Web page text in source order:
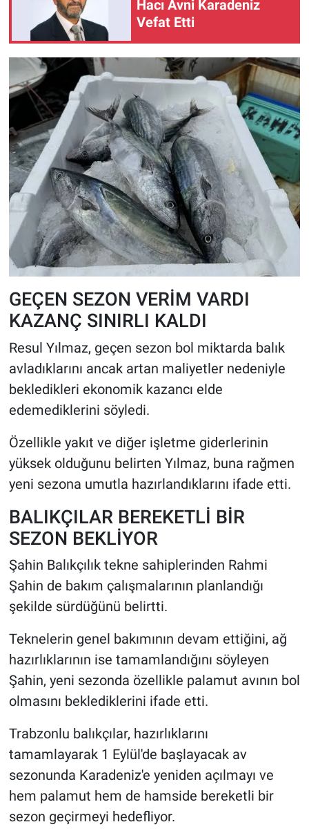
Hacı Avni Karadeniz
Vefat Etti
GEÇEN SEZON VERİM VARDI
KAZANÇ SINIRLI KALDI
Resul Yılmaz, geçen sezon bol miktarda balık
avladıklarını ancak artan maliyetler nedeniyle
bekledikleri ekonomik kazancı elde
edemediklerini söyledi.
Özellikle yakıt ve diğer işletme giderlerinin
yüksek olduğunu belirten Yılmaz, buna rağmen
yeni sezona umutla hazırlandıklarını ifade etti.
BALIKÇILAR BEREKETLİ BİR
SEZON BEKLİYOR
Şahin Balıkçılık tekne sahiplerinden Rahmi
Şahin de bakım çalışmalarının planlandığı
şekilde sürdüğünü belirtti.
Teknelerin genel bakımının devam ettiğini, ağ
hazırlıklarının ise tamamlandığını söyleyen
Şahin, yeni sezonda özellikle palamut avının bol
olmasını beklediklerini ifade etti.
Trabzonlu balıkçılar, hazırlıklarını
tamamlayarak 1 Eylül'de başlayacak av
sezonunda Karadeniz'e yeniden açılmayı ve
hem palamut hem de hamside bereketli bir
sezon geçirmeyi hedefliyor.